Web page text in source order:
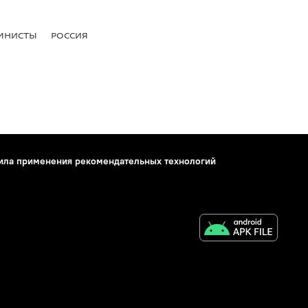
РОССИЯ
применения рекомендательных технологий